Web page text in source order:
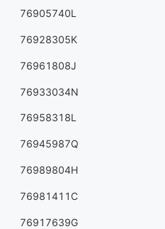
76905740L
76928305K
76961808J
76933034N
76958318L
76945987Q
76989804H
76981411C
76917639G